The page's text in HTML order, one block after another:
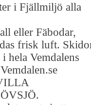
i Fjällmiljö alla
eller Fäbodar,
frisk luft.
hela Vemdalens